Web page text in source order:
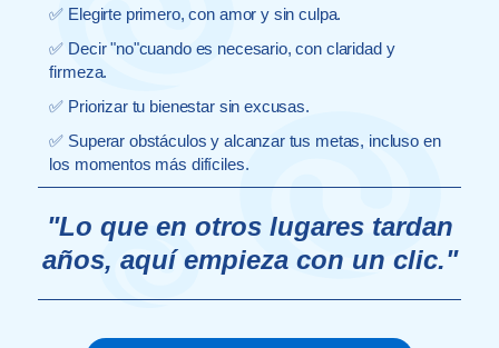
✅ Elegirte primero, con amor y sin culpa.
✅ Decir "no"cuando es necesario, con claridad y
firmeza.
✅ Priorizar tu bienestar sin excusas.
✅ Superar obstáculos y alcanzar tus metas, incluso en
los momentos más difíciles.
"Lo que en otros lugares tardan
años, aquí empieza con un clic."